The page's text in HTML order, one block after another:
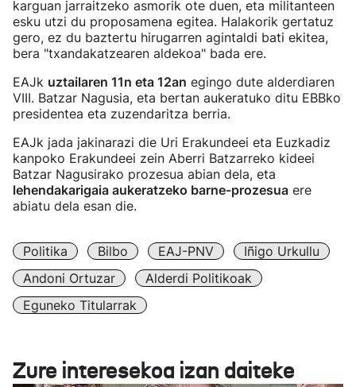
karguan jarraitzeko asmorik ote duen, eta militanteen
esku utzi du proposamena egitea. Halakorik gertatuz
gero, ez du baztertu hirugarren agintaldi bati ekitea,
bera "txandakatzearen aldekoa" bada ere.
EAJk uztailaren 11n eta 12an egingo dute alderdiaren
VIII. Batzar Nagusia, eta bertan aukeratuko ditu EBBko
presidentea eta zuzendaritza berria.
EAJk jada jakinarazi die Uri Erakundeei eta Euzkadiz
kanpoko Erakundeei zein Aberri Batzarreko kideei
Batzar Nagusirako prozesua abian dela, eta
lehendakarigaia aukeratzeko barne-prozesua ere
abiatu dela esan die.
Politika Bilbo EAJ-PNV
Iñigo Urkullu
Andoni Ortuzar
Alderdi Politikoak
Eguneko Titularrak
Zure interesekoa izan daiteke